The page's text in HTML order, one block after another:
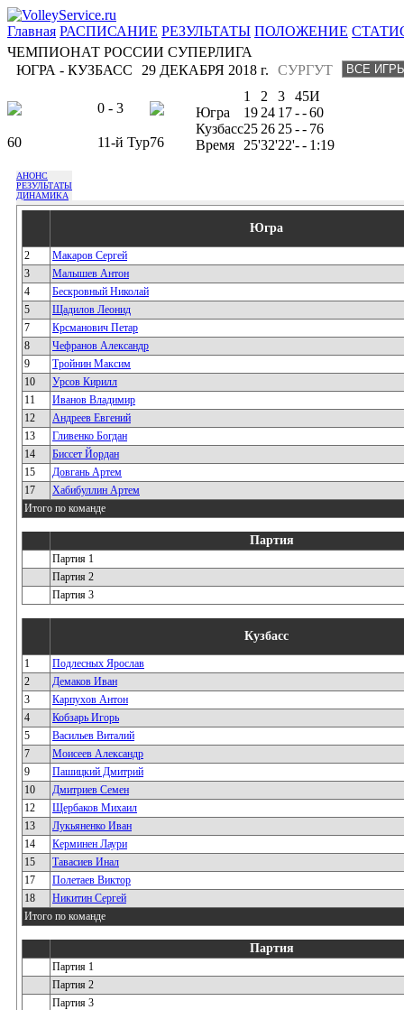
Главная РАСПИСАНИЕ РЕЗУЛЬТАТЫ ПОЛОЖЕНИЕ
ЧЕМПИОНАТ РОССИИ СУПЕРЛИГА
ЮГРА - КУЗБАСС
СУРГУТ
29 ДЕКАБРЯ 2018 г.
0 - 3
60 11-й Тур76
1 2 3 45И
Югра
19 24 17--60
Кузбасс25 26 25-- 76
Время
25'32'22'-- 1:19
АНОНС
РЕЗУЛЬТАТЫ
ДИНАМИКА
Югра
2
Макаров Сергей
3
Малышев Антон
4
Бескровный Николай
5
Щадилов Леонид
7
Крсманович Петар
8
Чефранов Александр
9
Тройнин Максим
10
Урсов Кирилл
11
Иванов Владимир
12
Андреев Евгений
13
Гливенко Богдан
14
Биссет Йордан
15
Довгань Артем
17
Хабибуллин Артем
Итого по команде
Партия
Партия 1
Партия 2
Партия 3
Кузбасс
1
Подлесных Ярослав
2
Демаков Иван
3
Карпухов Антон
4
Кобзарь Игорь
5
Васильев Виталий
7
Моисеев Александр
9
Пашицкий Дмитрий
10
Дмитриев Семен
12
Щербаков Михаил
13
Лукьяненко Иван
14
Керминен Лаури
15
Тавасиев Инал
17
Полетаев Виктор
18
Никитин Сергей
Итого по команде
Партия
Партия 1
Партия 2
Партия 3